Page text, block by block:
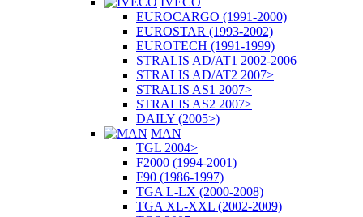
EUROCARGO (1991-2000)
EUROSTAR (1993-2002)
EUROTECH (1991-1999)
STRALIS AD/AT1 2002-2006
STRALIS AD/AT2 2007>
STRALIS AS1 2007>
STRALIS AS2 2007>
DAILY (2005>)
MAN
TGL 2004>
F2000 (1994-2001)
F90 (1986-1997)
TGA L-LX (2000-2008)
TGA XL-XXL (2002-2009)